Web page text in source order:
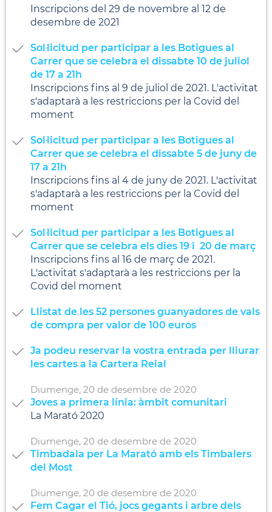
Inscripcions del 29 de novembre al 12 de
desembre de 2021
Sol·licitud per participar a les Botigues al
Carrer que se celebra el dissabte 10 de juliol
de 17 a 21h
Inscripcions fins al 9 de juliol de 2021. L'activitat
s'adaptarà a les restriccions per la Covid del
moment
Sol·licitud per participar a les Botigues al
Carrer que se celebra el dissabte 5 de juny de
17 a 21h
Inscripcions fins al 4 de juny de 2021. L'activitat
s'adaptarà a les restriccions per la Covid del
moment
Sol·licitud per participar a les Botigues al
Carrer que se celebra els dies 19 i 20 de març
Inscripcions fins al 16 de març de 2021.
L'activitat s'adaptarà a les restriccions per la
Covid del moment
Llistat de les 52 persones guanyadores de vals
de compra per valor de 100 euros
Ja podeu reservar la vostra entrada per lliurar
les cartes a la Cartera Reial
Diumenge, 20 de desembre de 2020
Joves a primera línia: àmbit comunitari
La Marató 2020
Diumenge, 20 de desembre de 2020
Timbadala per La Marató amb els Timbalers
del Most
Diumenge, 20 de desembre de 2020
Fem Cagar el Tió, jocs gegants i arbre dels